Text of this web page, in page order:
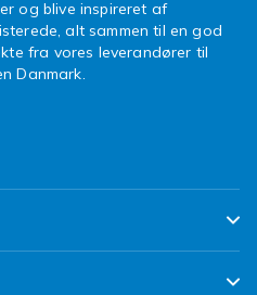
professionelle
at besøge en salon.
naturlige negle,
brug for i vores brede
ikke kun om
om at holde dine
på lang sigt.
og håndcreme
hydrerede og
En god
og blive inspireret af
alt sammen til en god
fra vores leverandører til
Danmark.